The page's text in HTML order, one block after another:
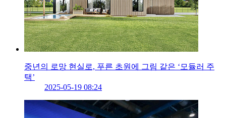
중년의 로망 현실로, 푸른 초원에 그림 같은 ‘모듈러 주
택’
2025-05-19 08:24